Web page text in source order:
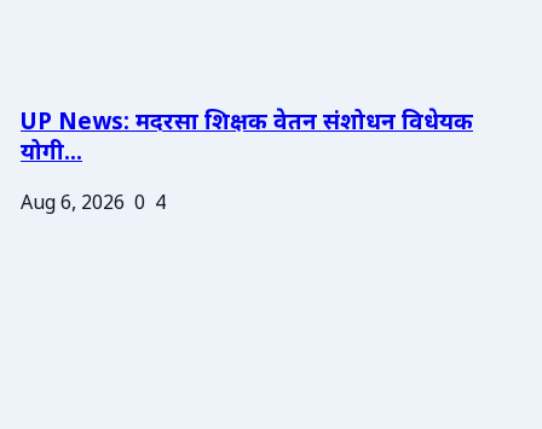
UP News: मदरसा शिक्षक वेतन संशोधन विधेयक
योगी...
Aug 6, 2026 0 4